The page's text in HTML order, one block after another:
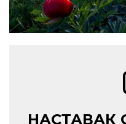
НАСТАВАК